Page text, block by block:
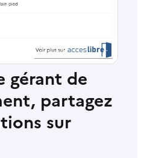
gérant de
partagez
sur